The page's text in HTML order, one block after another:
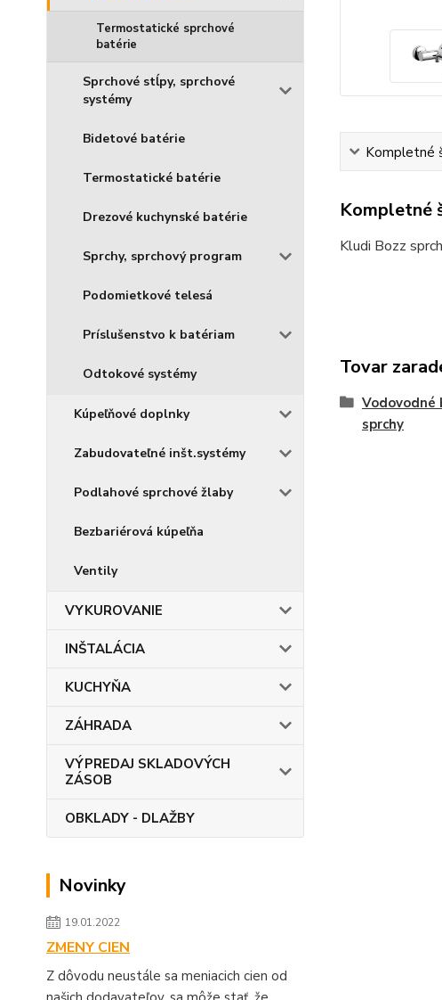
Termostatické sprchové
batérie
Sprchové stĺpy, sprchové
systémy
Bidetové batérie
Termostatické batérie
Drezové kuchynské batérie
Sprchy, sprchový program
Podomietkové telesá
Príslušenstvo k batériam
Odtokové systémy
Kúpeľňové doplnky
Zabudovateľné inšt.systémy
Podlahové sprchové žlaby
Bezbariérová kúpeľňa
Ventily
VYKUROVANIE
INŠTALÁCIA
KUCHYŇA
ZÁHRADA
VÝPREDAJ SKLADOVÝCH
ZÁSOB
OBKLADY - DLAŽBY
Novinky
19.01.2022
ZMENY CIEN
Z dôvodu neustále sa meniacich cien od
Kompletné
Kompletné
Kludi Bozz
Tovar
Vodovodné
sprchy